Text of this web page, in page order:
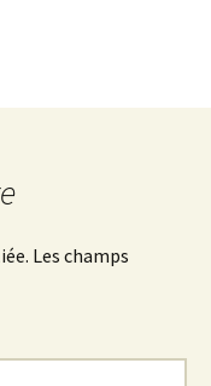
Les champs